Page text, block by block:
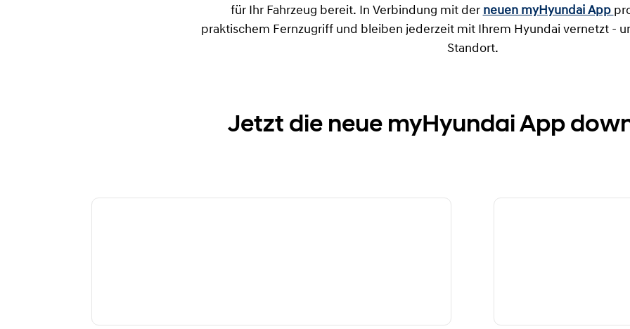
für Ihr Fahrzeug bereit. In Verbindung mit der neuen myHyundai App
praktischem Fernzugriff und bleiben jederzeit mit Ihrem Hyundai vernetzt -
Standort.
Jetzt die neue myHyundai App